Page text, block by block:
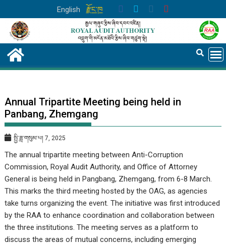
to
content
English རྫོང་ཁ
Annual Tripartite Meeting being held in
Panbang, Zhemgang
སྤྱི་ཟླ་གསུམ་པ། 7, 2025
The annual tripartite meeting between Anti-Corruption
Commission, Royal Audit Authority, and Office of Attorney
General is being held in Pangbang, Zhemgang, from 6-8 March.
This marks the third meeting hosted by the OAG, as agencies
take turns organizing the event. The initiative was first introduced
by the RAA to enhance coordination and collaboration between
the three institutions. The meeting serves as a platform to
discuss the areas of mutual concerns, including emerging